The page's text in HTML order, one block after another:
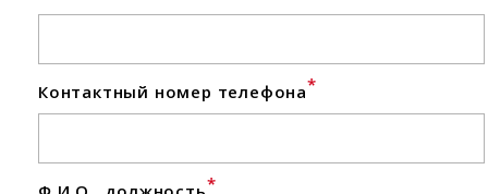
Контактный номер телефона*
*